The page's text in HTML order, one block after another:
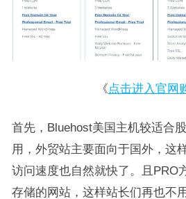
《点击进入官网
首先，Bluehost美国主机较适合
用，外贸站主要面向于国外，这
访问速度也自然就快了。且PRO
存储的网站，这样站长们再也不